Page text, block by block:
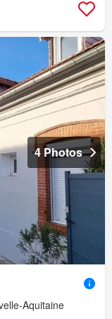
4 Photos
Aquitaine